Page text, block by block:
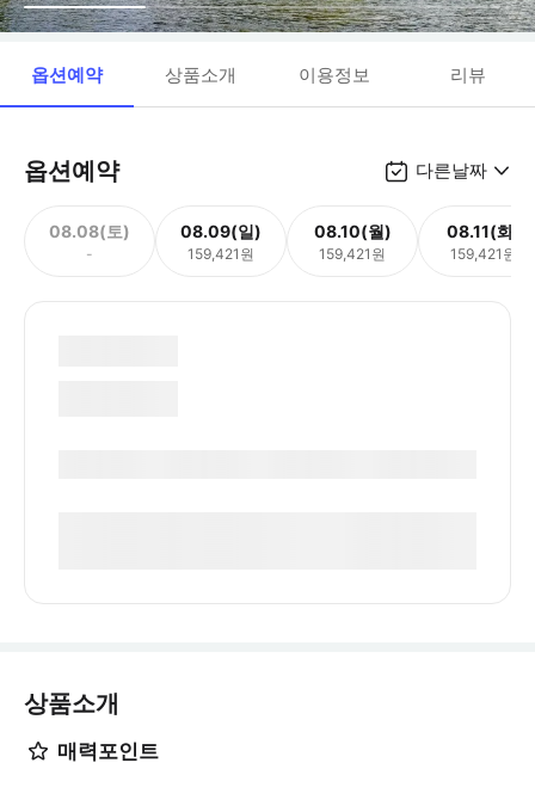
옵션예약 상품소개 이용정보 리뷰
옵션예약 다른날짜
08.08(토)
-
08.09(일)
159,421원
08.10(월)
159,421원
08.11(화)
159,421원
상품소개
매력포인트